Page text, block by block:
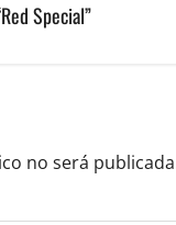
Special”
no será